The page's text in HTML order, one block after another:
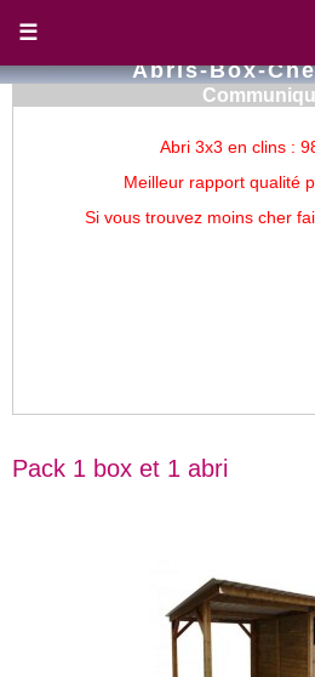
Abris-Box-
☰
Abri 3x3 en clins :
Meilleur rapport qualité
Si vous trouvez moins cher
Pack 1 box et 1 abri